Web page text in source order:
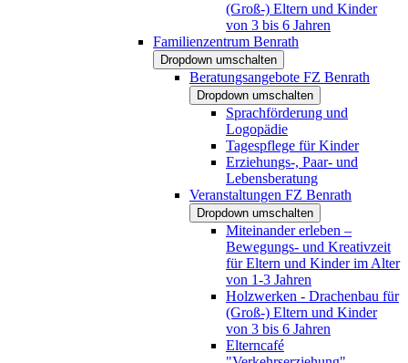
(Groß-) Eltern und Kinder
von 3 bis 6 Jahren
Familienzentrum Benrath
Dropdown umschalten
Beratungsangebote FZ Benrath
Dropdown umschalten
Sprachförderung und
Logopädie
Tagespflege für Kinder
Erziehungs-, Paar- und
Lebensberatung
Veranstaltungen FZ Benrath
Dropdown umschalten
Miteinander erleben –
Bewegungs- und Kreativzeit
für Eltern und Kinder im Alter
von 1-3 Jahren
Holzwerken - Drachenbau für
(Groß-) Eltern und Kinder
von 3 bis 6 Jahren
Elterncafé